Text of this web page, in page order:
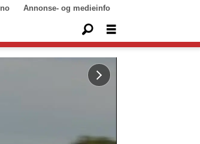
Annonse- og medieinfo